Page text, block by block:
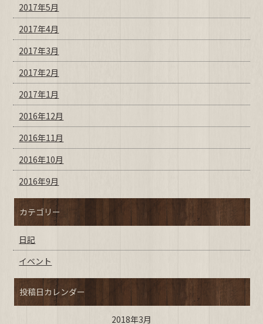
2017年5月
2017年4月
2017年3月
2017年2月
2017年1月
2016年12月
2016年11月
2016年10月
2016年9月
カテゴリー
日記
イベント
投稿日カレンダー
2018年3月